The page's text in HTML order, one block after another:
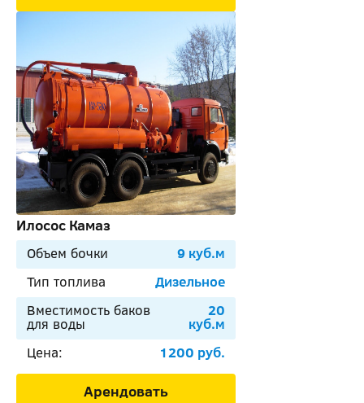
Илосос Камаз
Объем бочки
9 куб.м
Тип топлива
Дизельное
Вместимость баков
для воды
20
куб.м
Цена:
1200 руб.
Арендовать